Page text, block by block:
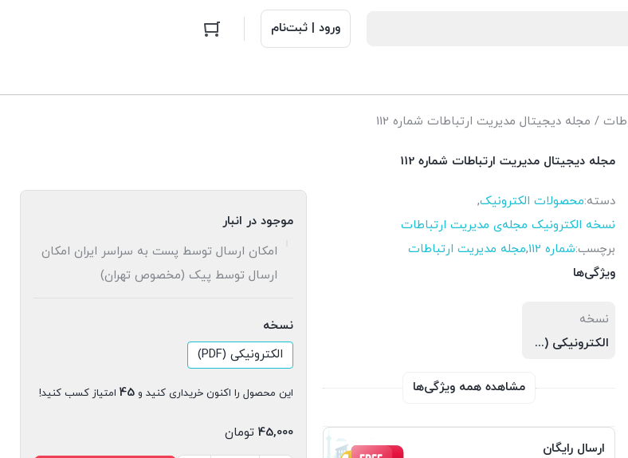
ورود | ثبت‌نام
/ مجله دیجیتال مدیریت ارتباطات شماره 112
مجله دیجیتال مدیریت ارتباطات شماره 112
دسته:محصولات الکترونیک,
نسخه الکترونیک مجله‌ی مدیریت ارتباطات
برچسب:شماره 112 ,مجله مدیریت ارتباطات
ویژگی‌ها
نسخه
الکترونیکی (PDF)
مشاهده همه ویژگی‌ها
ارسال رایگان
موجود در انبار
امکان ارسال توسط پست به سراسر ایران امکان
ارسال توسط پیک (مخصوص تهران)
نسخه
الکترونیکی (PDF)
این محصول را اکنون خریداری کنید و 45 امتیاز کسب کنید!
45,000 تومان